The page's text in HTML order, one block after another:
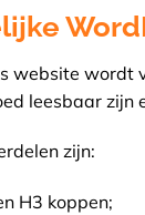
website wordt
leesbaar
zijn:
H3 koppen;